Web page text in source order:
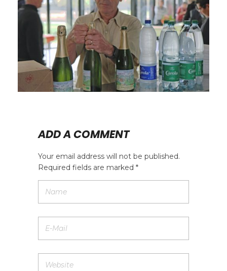
ADD A COMMENT
Your email address will not be published.
Required fields are marked *